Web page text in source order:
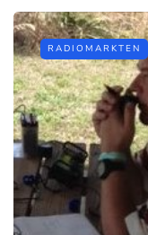
RADIOMARKTEN